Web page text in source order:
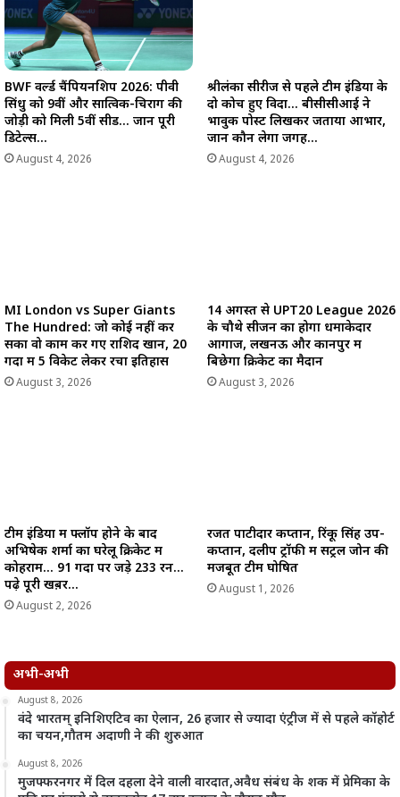
BWF वर्ल्ड चैंपियनशिप 2026: पीवी
सिंधु को 9वीं और सात्विक-चिराग की
जोड़ी को मिली 5वीं सीड… जानें पूरी
डिटेल्स…
August 4, 2026
श्रीलंका सीरीज से पहले टीम इंडिया के
दो कोच हुए विदा… बीसीसीआई ने
भावुक पोस्ट लिखकर जताया आभार,
जानें कौन लेगा जगह…
August 4, 2026
MI London vs Super Giants
The Hundred: जो कोई नहीं कर
सका वो काम कर गए राशिद खान, 20
गेंदों में 5 विकेट लेकर रचा इतिहास
August 3, 2026
14 अगस्त से UPT20 League 2026
के चौथे सीजन का होगा धमाकेदार
आगाज, लखनऊ और कानपुर में
बिछेगा क्रिकेट का मैदान
August 3, 2026
टीम इंडिया में फ्लॉप होने के बाद
अभिषेक शर्मा का घरेलू क्रिकेट में
कोहराम… 91 गेंदों पर जड़े 233 रन…
पढ़े पूरी खब़र…
August 2, 2026
रजत पाटीदार कप्तान, रिंकू सिंह उप-
कप्तान, दलीप ट्रॉफी में सेंट्रल जोन की
मजबूत टीम घोषित
August 1, 2026
अभी-अभी
August 8, 2026
वंदे भारतम् इनिशिएटिव का ऐलान, 26 हजार से ज्यादा एंट्रीज में से पहले कॉहोर्ट
का चयन,गौतम अदाणी ने की शुरुआत
August 8, 2026
मुजफ्फरनगर में दिल दहला देने वाली वारदात,अवैध संबंध के शक में प्रेमिका के